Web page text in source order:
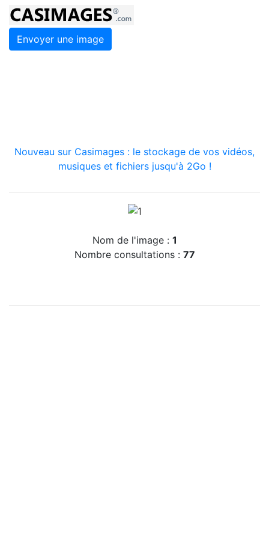
Envoyer une image
Nouveau sur Casimages : le stockage de vos vidéos,
musiques et fichiers jusqu'à 2Go !
Nom de l'image : 1
Nombre consultations : 77